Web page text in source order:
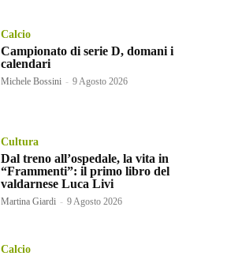
Calcio
Campionato di serie D, domani i
calendari
Michele Bossini - 9 Agosto 2026
Cultura
Dal treno all’ospedale, la vita in
“Frammenti”: il primo libro del
valdarnese Luca Livi
Martina Giardi - 9 Agosto 2026
Calcio